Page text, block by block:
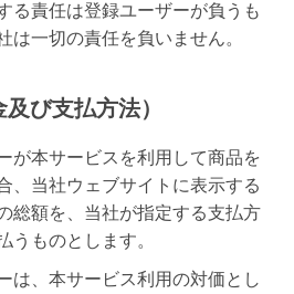
る責任は登録ユーザーが負うも
は一切の責任を負いません。
び支払方法）
が本サービスを利用して商品を
、当社ウェブサイトに表示する
総額を、当社が指定する支払方
うものとします。
は、本サービス利用の対価とし